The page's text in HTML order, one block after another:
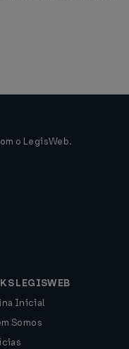
o LegisWeb.
LEGISWEB
Inicial
Somos